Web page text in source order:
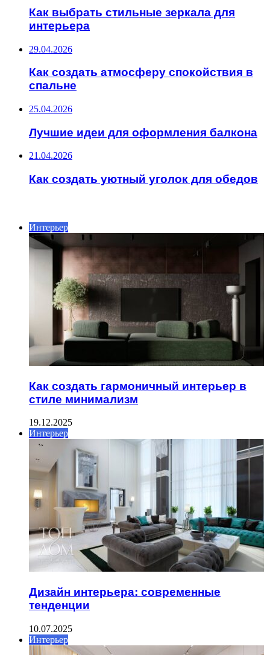
Как выбрать стильные зеркала для
интерьера
29.04.2026
Как создать атмосферу спокойствия в
спальне
25.04.2026
Лучшие идеи для оформления балкона
21.04.2026
Как создать уютный уголок для обедов
Интерьер
Как создать гармоничный интерьер в
стиле минимализм
19.12.2025
Интерьер
Дизайн интерьера: современные
тенденции
10.07.2025
Интерьер